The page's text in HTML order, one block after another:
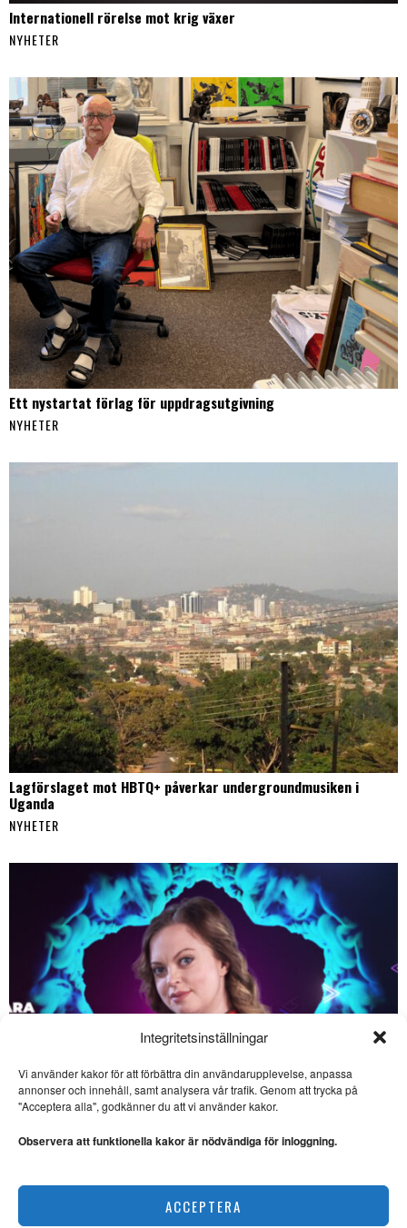
Integritetsinställningar
Vi använder kakor för att förbättra din användarupplevelse, anpassa
annonser och innehåll, samt analysera vår trafik. Genom att trycka på
"Acceptera alla", godkänner du att vi använder kakor.
Observera att funktionella kakor är nödvändiga för inloggning.
ACCEPTERA
Internationell rörelse mot krig växer
NYHETER
Ett nystartat förlag för uppdragsutgivning
NYHETER
Lagförslaget mot HBTQ+ påverkar undergroundmusiken i
Uganda
NYHETER
Saara Hermansson vill lyfta fram samisk kultur
SE ÄVEN
historia
Månsons nya
Internationell rörelse mot